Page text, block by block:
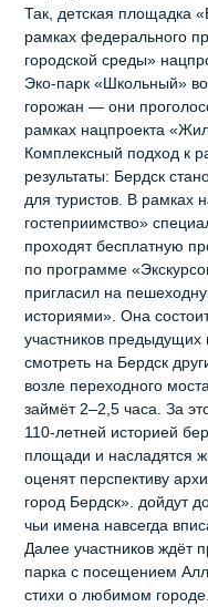
Так, детская площадка
рамках федерального
городской среды»
Эко‑парк «Школьный»
горожан — они
рамках нацпроекта
Комплексный подход к
результаты: Бердск
для туристов. В рамках
гостеприимство»
проходят бесплатную
по программе
пригласил на
историями». Она
участников предыдущих
смотреть на Бердск
возле переходного
займёт 2–2,5 часа. За
110‑летней историей
площади и насладятся
оценят перспективу
город Бердск». дойдут
чьи имена навсегда
Далее участников ждёт
парка с посещением
стихи о любимом